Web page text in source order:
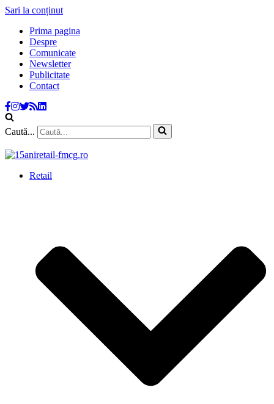
Sari la conținut
Prima pagina
Despre
Comunicate
Newsletter
Publicitate
Contact
Caută...
Retail